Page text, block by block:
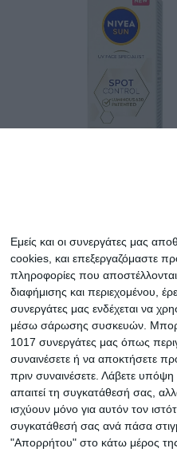
Εμείς και οι συνεργάτες μας
cookies, και επεξεργαζόμαστε
πληροφορίες που αποστέλλονται
διαφήμισης και περιεχομένου,
συνεργάτες μας ενδέχεται να
μέσω σάρωσης συσκευών.
1017 συνεργάτες μας όπως
συναινέσετε ή να αποκτήσετε
πριν συναινέσετε. Λάβετε υπόψη
απαιτεί τη συγκατάθεσή σας,
ισχύουν μόνο για αυτόν τον
συγκατάθεσή σας ανά πάσα
"Απορρήτου" στο κάτω μέρος της
Nivea Spot Control
40ml
13,89€
ΠΡΟΣΘΉΚΗ ΣΤΟ ΚΑΛΆΘΙ